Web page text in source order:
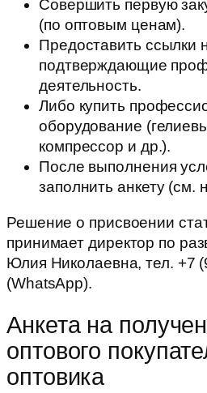
Совершить первую
(по оптовым ценам).
Предоставить ссылки
подтверждающие
деятельность.
Либо купить
оборудование
компрессор и др.).
После выполнения
заполнить анкету (см.
Решение о присвоении
принимает директор по
Юлия Николаевна, тел. +7
(WhatsApp).
Анкета на
оптового
оптовика